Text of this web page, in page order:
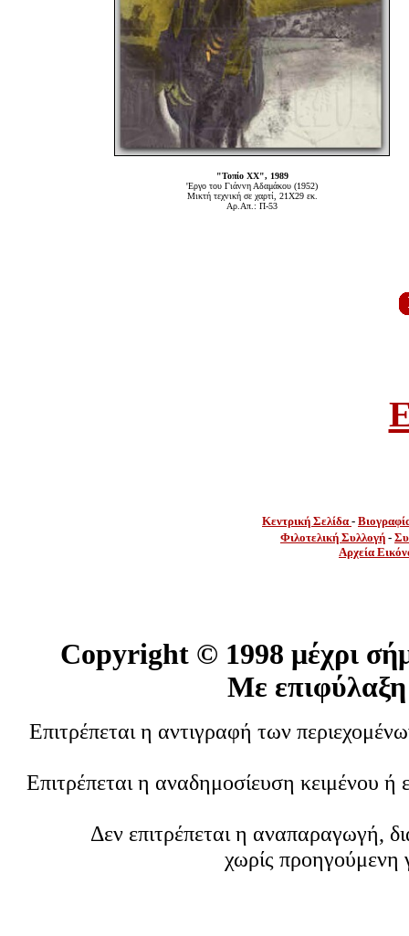
"Τοπίο ΧΧ", 1989
'Εργο του Γιάννη Αδαμάκου (1952)
Μικτή τεχνική σε χαρτί, 21Χ29 εκ.
Αρ.Απ.: Π-53
Κεντρική Σελίδα -
Φιλοτελική Συλλογή -
Αρχεία
Copyright © 1998 μέχρι
Με επιφύλαξη
Επιτρέπεται η αντιγραφή των
Επιτρέπεται η αναδημοσίευση κειμένου
Δεν επιτρέπεται η αναπαραγωγή,
χωρίς προηγούμενη